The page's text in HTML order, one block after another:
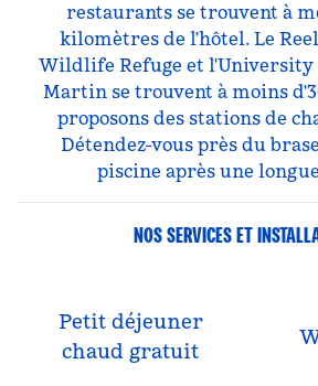
restaurants se trouvent à
kilomètres de l'hôtel. Le
Wildlife Refuge et l'University
Martin se trouvent à moins
proposons des stations de
Détendez-vous près du
piscine après une
NOS SERVICES ET
Petit déjeuner
chaud gratuit